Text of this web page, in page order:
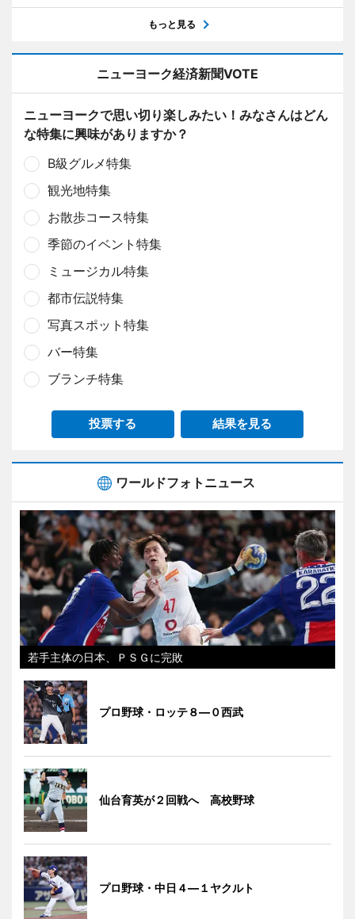
もっと見る
ニューヨーク経済新聞VOTE
ニューヨークで思い切り楽しみたい！みなさんはどん
な特集に興味がありますか？
B級グルメ特集
観光地特集
お散歩コース特集
季節のイベント特集
ミュージカル特集
都市伝説特集
写真スポット特集
バー特集
ブランチ特集
投票する 結果を見る
ワールドフォトニュース
若手主体の日本、ＰＳＧに完敗
プロ野球・ロッテ８―０西武
仙台育英が２回戦へ 高校野球
プロ野球・中日４―１ヤクルト